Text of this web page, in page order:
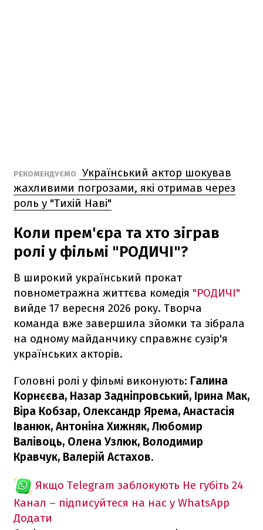
РЕКОМЕНДУЄМО
Український актор шокував
жахливими погрозами, які отримав через
роль у "Тихій Наві"
Коли прем'єра та хто зіграв
ролі у фільмі "РОДИЧІ"?
В широкий український прокат
повнометражна життєва комедія "РОДИЧІ"
вийде 17 вересня 2026 року. Творча
команда вже завершила зйомки та зібрала
на одному майданчику справжнє сузір'я
українських акторів.
Головні ролі у фільмі виконують: Галина
Корнєєва, Назар Задніпровський, Ірина Мак,
Віра Кобзар, Олександр Ярема, Анастасія
Іванюк, Антоніна Хижняк, Любомир
Валівоць, Олена Узлюк, Володимир
Кравчук, Валерій Астахов.
Якщо Telegram заблокують Не губіть 24
Канал – підписуйтеся на нас у WhatsApp
Додати